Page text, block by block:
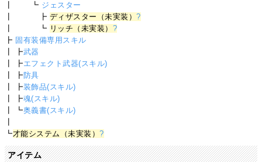
┃ ┗ ジェスター
┃ ┣ ディザスター（未実装）?
┃ ┗ リッチ（未実装） ?
┣ 固有装備専用スキル
┃ ┣武器
┃ ┣エフェクト武器(スキル)
┃ ┣防具
┃ ┣装飾品(スキル)
┃ ┣魂(スキル)
┃ ┗奥義書(スキル)
┗才能システム（未実装）?
アイテム